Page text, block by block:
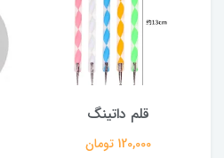
قلم داتینگ
120,000 تومان